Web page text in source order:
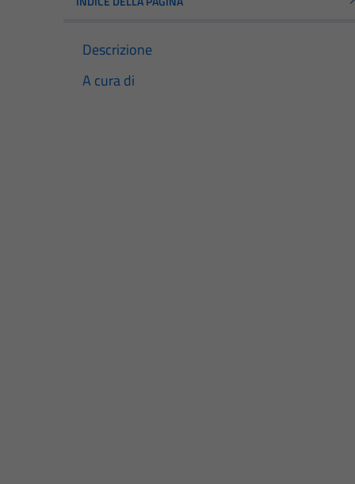
Descrizione
A cura di